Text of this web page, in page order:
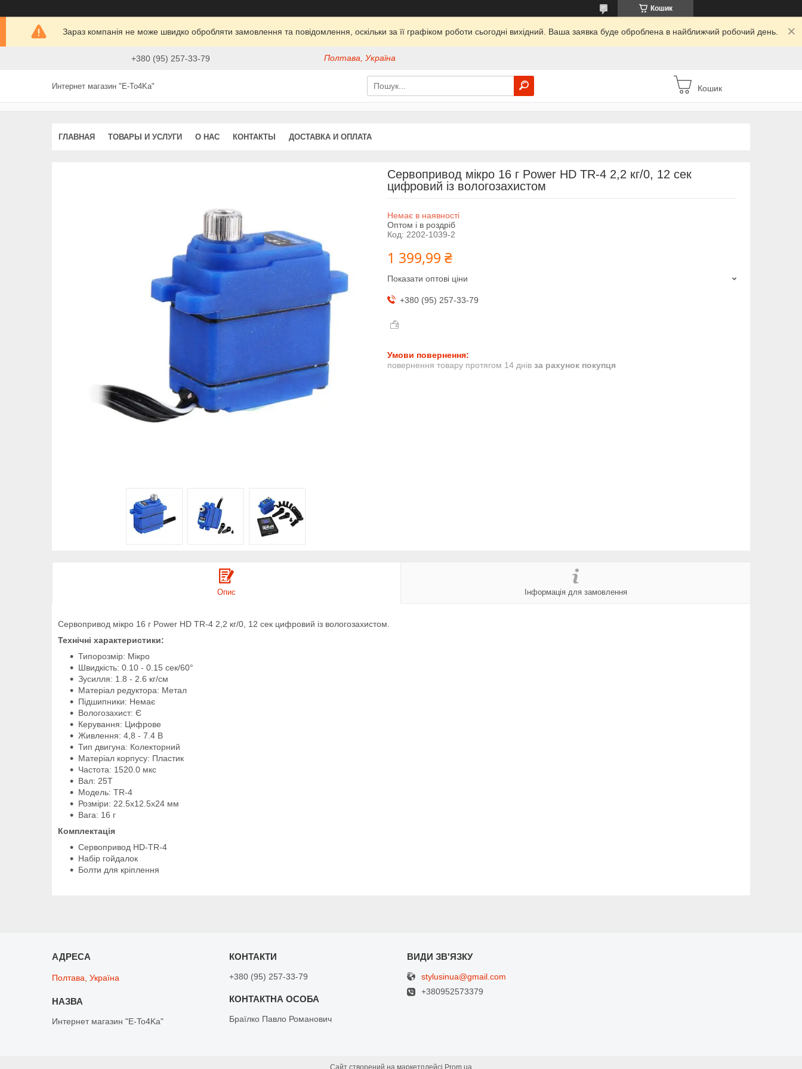
Кошик
Зараз компанія не може швидко обробляти замовлення та повідомлення, оскільки за її графіком роботи сьогодні вихідний. Ваша заявка буде оброблена в найближчий робочий день.
+380 (95) 257-33-79 Полтава, Україна
Интернет магазин "E-To4Ka" Кошик
ГЛАВНАЯ ТОВАРЫ И УСЛУГИ О НАС КОНТАКТЫ ДОСТАВКА И ОПЛАТА
Сервопривод мікро 16 г Power HD TR-4 2,2 кг/0, 12 сек
цифровий із вологозахистом
Немає в наявності
Оптом і в роздріб
Код: 2202-1039-2
1 399,99 ₴
Показати оптові ціни
+380 (95) 257-33-79
повернення товару протягом 14 днів за рахунок покупця
Опис Інформація для замовлення
Сервопривод мікро 16 г Power HD TR-4 2,2 кг/0, 12 сек цифровий із вологозахистом.
Технічні характеристики:
Типорозмір: Мікро
Швидкість: 0.10 - 0.15 сек/60°
Зусилля: 1.8 - 2.6 кг/см
Матеріал редуктора: Метал
Підшипники: Немає
Вологозахист: Є
Керування: Цифрове
Живлення: 4,8 - 7.4 В
Тип двигуна: Колекторний
Матеріал корпусу: Пластик
Частота: 1520.0 мкс
Вал: 25Т
Модель: TR-4
Розміри: 22.5x12.5x24 мм
Вага: 16 г
Комплектація
Сервопривод HD-TR-4
Набір гойдалок
Болти для кріплення
Полтава, Україна
Интернет магазин "E-To4Ka"
+380 (95) 257-33-79
Браїлко Павло Романович
stylusinua@gmail.com
+380952573379
Сайт створений на маркетплейсі Prom.ua